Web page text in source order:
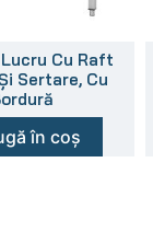
Cu Raft
Sertare, Cu
în coș